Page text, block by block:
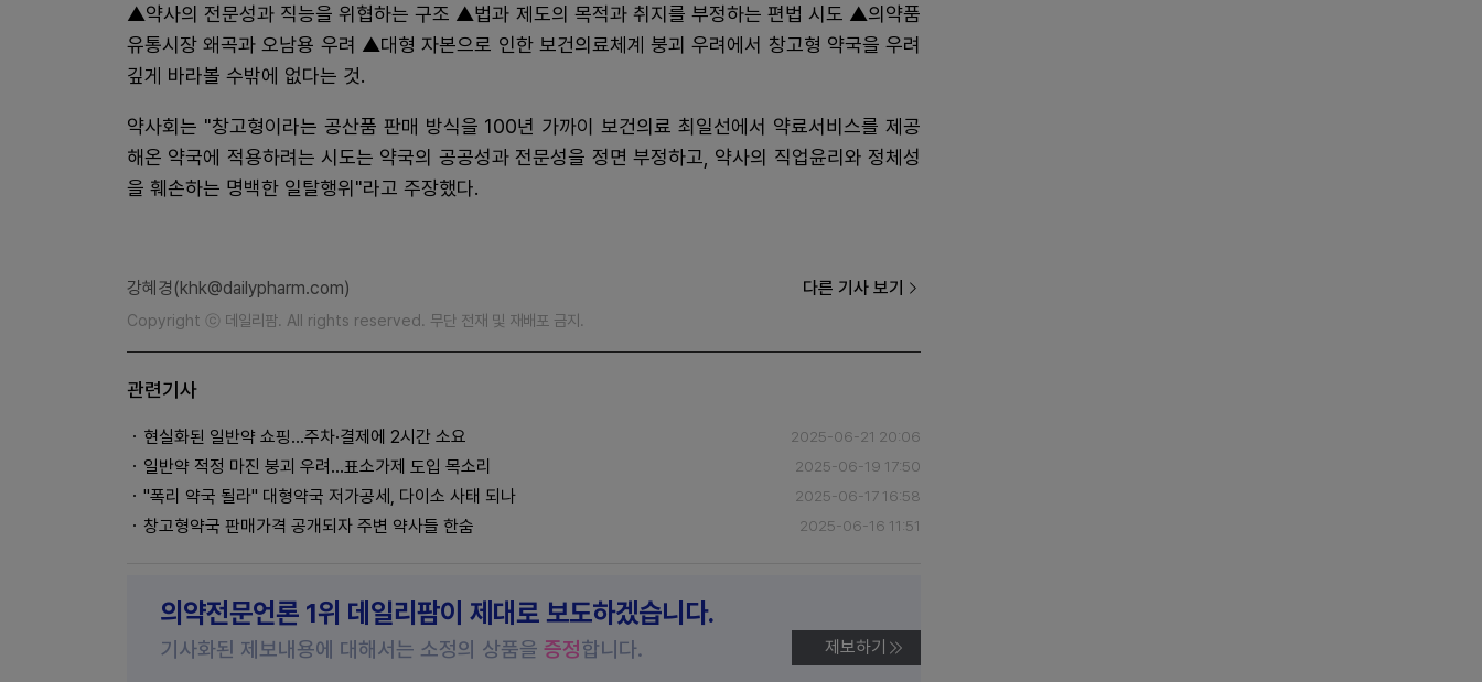
▲약사의 전문성과 직능을 위협하는 구조 ▲법과 제도의 목적과 취지를 부정하는 편법 시도 ▲의약품
유통시장 왜곡과 오남용 우려 ▲대형 자본으로 인한 보건의료체계 붕괴 우려에서 창고형 약국을 우려
깊게 바라볼 수밖에 없다는 것.
약사회는 "창고형이라는 공산품 판매 방식을 100년 가까이 보건의료 최일선에서 약료서비스를 제공
해온 약국에 적용하려는 시도는 약국의 공공성과 전문성을 정면 부정하고, 약사의 직업윤리와 정체성
을 훼손하는 명백한 일탈행위"라고 주장했다.
강혜경(khk@dailypharm.com) 다른 기사 보기
Copyright ⓒ 데일리팜. All rights reserved. 무단 전재 및 재배포 금지.
관련기사
현실화된 일반약 쇼핑...주차·결제에 2시간 소요 2025-06-21 20:06
일반약 적정 마진 붕괴 우려...표소가제 도입 목소리 2025-06-19 17:50
"폭리 약국 될라" 대형약국 저가공세, 다이소 사태 되나 2025-06-17 16:58
창고형약국 판매가격 공개되자 주변 약사들 한숨 2025-06-16 11:51
의약전문언론 1위 데일리팜이 제대로 보도하겠습니다.
기사화된 제보내용에 대해서는 소정의 상품을 증정합니다. 제보하기